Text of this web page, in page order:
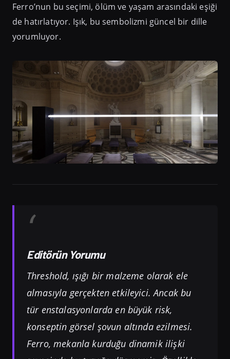
Ferro’nun bu seçimi, ölüm ve yaşam arasındaki eşiği
de hatırlatıyor. Işık, bu sembolizmi güncel bir dille
yorumluyor.
Editörün Yorumu
Threshold, ışığı bir malzeme olarak ele
almasıyla gerçekten etkileyici. Ancak bu
tür enstalasyonlarda en büyük risk,
konseptin görsel şovun altında ezilmesi.
Ferro, mekanla kurduğu dinamik ilişki